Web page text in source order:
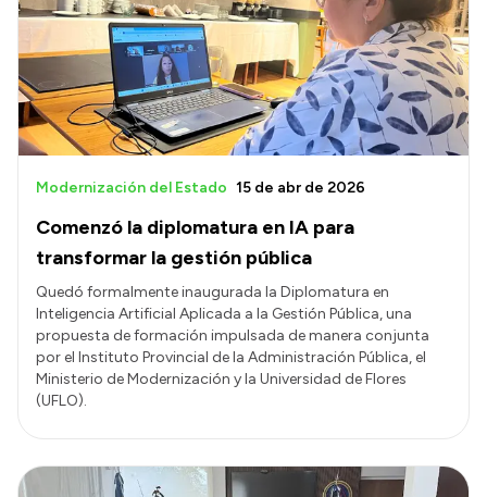
Comenzó la diplomatura en IA para
transformar la gestión pública
Modernización del Estado 15 de abr de 2026
Quedó formalmente inaugurada la Diplomatura en
Inteligencia Artificial Aplicada a la Gestión Pública, una
propuesta de formación impulsada de manera conjunta
por el Instituto Provincial de la Administración Pública, el
Ministerio de Modernización y la Universidad de Flores
(UFLO).